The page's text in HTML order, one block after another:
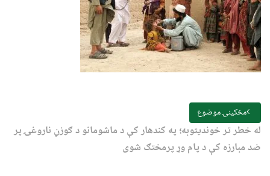
مخکینۍ موضوع
له خطر تر خوندیتوبه؛ په کندهار کې د ماشومانو د ګوزڼ ناروغۍ پر
ضد مبارزه کې د پام وړ پرمختګ شوی